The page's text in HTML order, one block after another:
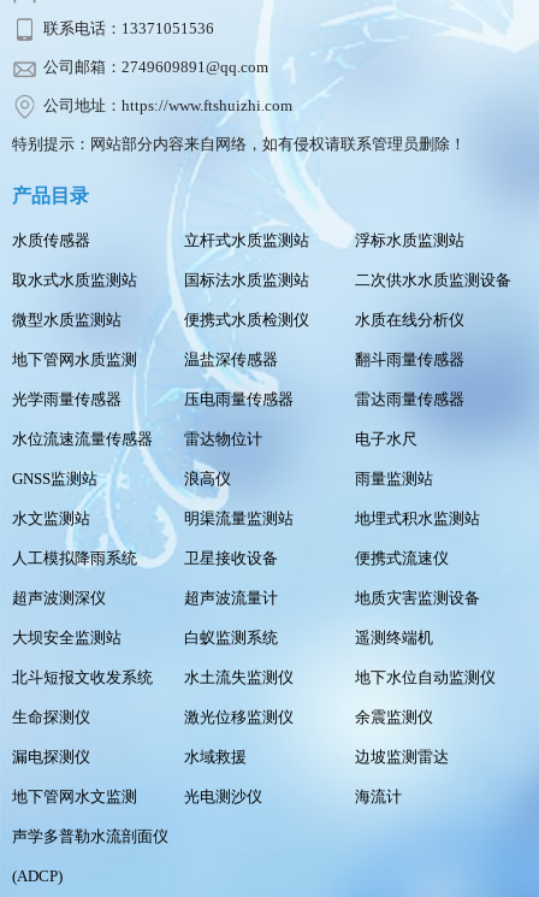
联系电话：13371051536
公司邮箱：2749609891@qq.com
公司地址：https://www.ftshuizhi.com
特别提示：网站部分内容来自网络，如有侵权请联系管理员删除！
产品目录
水质传感器 立杆式水质监测站 浮标水质监测站
取水式水质监测站 国标法水质监测站 二次供水水质监测设备
微型水质监测站 便携式水质检测仪 水质在线分析仪
地下管网水质监测 温盐深传感器 翻斗雨量传感器
光学雨量传感器 压电雨量传感器 雷达雨量传感器
水位流速流量传感器 雷达物位计 电子水尺
GNSS监测站 浪高仪 雨量监测站
水文监测站 明渠流量监测站 地埋式积水监测站
人工模拟降雨系统 卫星接收设备 便携式流速仪
超声波测深仪 超声波流量计 地质灾害监测设备
大坝安全监测站 白蚁监测系统 遥测终端机
北斗短报文收发系统 水土流失监测仪 地下水位自动监测仪
生命探测仪 激光位移监测仪 余震监测仪
漏电探测仪 水域救援 边坡监测雷达
地下管网水文监测 光电测沙仪 海流计
声学多普勒水流剖面仪
(ADCP)